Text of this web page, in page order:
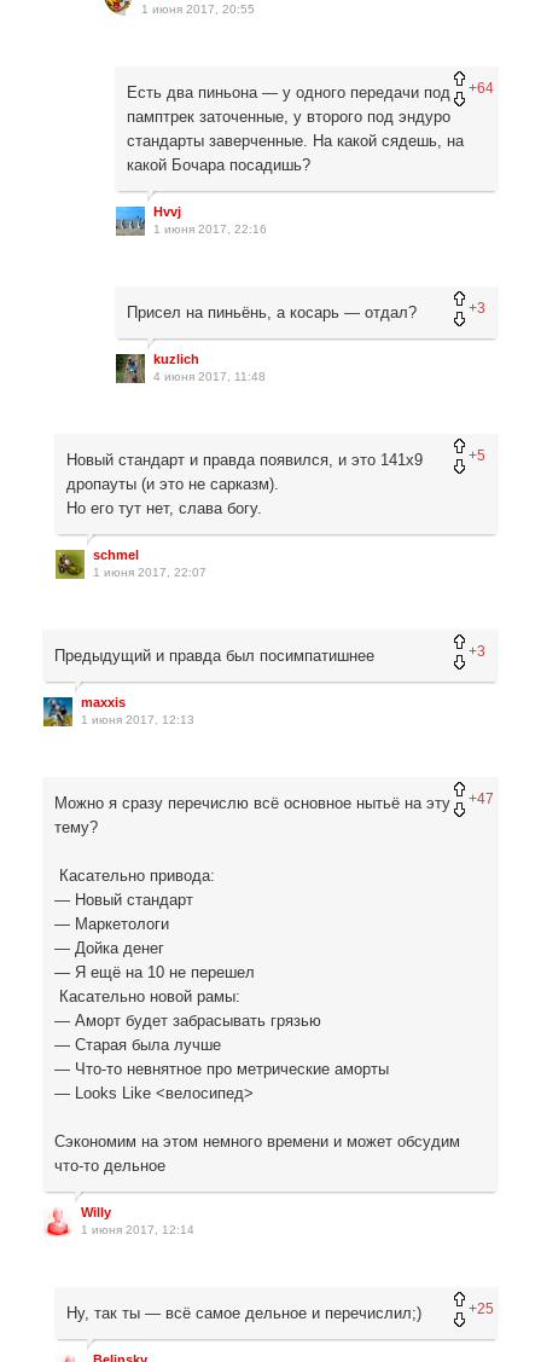
1 июня 2017, 20:55
+64
Есть два пиньона — у одного передачи под
памптрек заточенные, у второго под эндуро
стандарты заверченные. На какой сядешь, на
какой Бочара посадишь?
Hvvj
1 июня 2017, 22:16
+3
Присел на пиньёнь, а косарь — отдал?
kuzlich
4 июня 2017, 11:48
+5
Новый стандарт и правда появился, и это 141х9
дропауты (и это не сарказм).
Но его тут нет, слава богу.
schmel
1 июня 2017, 22:07
+3
Предыдущий и правда был посимпатишнее
maxxis
1 июня 2017, 12:13
+47
Можно я сразу перечислю всё основное нытьё на эту
тему?
Касательно привода:
— Новый стандарт
— Маркетологи
— Дойка денег
— Я ещё на 10 не перешел
Касательно новой рамы:
— Аморт будет забрасывать грязью
— Старая была лучше
— Что-то невнятное про метрические аморты
— Looks Like <велосипед>
Сэкономим на этом немного времени и может обсудим
что-то дельное
Willy
1 июня 2017, 12:14
+25
Ну, так ты — всё самое дельное и перечислил;)
Belinsky